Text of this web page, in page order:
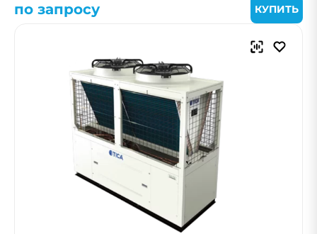
по запросу КУПИТЬ